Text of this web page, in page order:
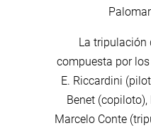
La tripulación
compuesta por
E. Riccardini
Benet (copiloto),
Marcelo Conte